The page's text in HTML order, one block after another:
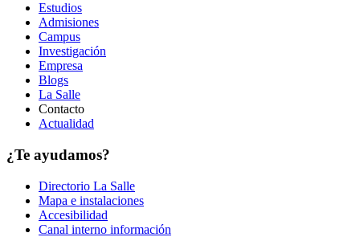
Estudios
Admisiones
Campus
Investigación
Empresa
Blogs
La Salle
Contacto
Actualidad
¿Te ayudamos?
Directorio La Salle
Mapa e instalaciones
Accesibilidad
Canal interno información